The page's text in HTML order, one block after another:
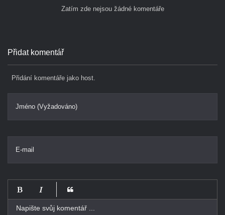
Zatím zde nejsou žádné komentáře
Přidat komentář
Přidání komentáře jako host.
Jméno (Vyžadováno)
E-mail
-